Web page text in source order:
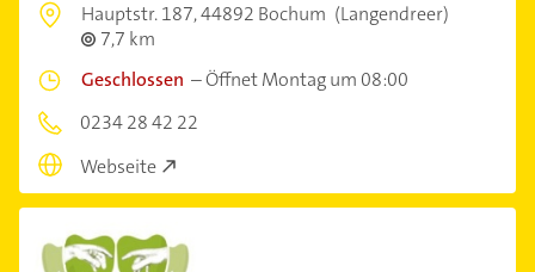
Hauptstr. 187,44892 Bochum (Langendreer)
7,7 km
Geschlossen –Öffnet Montag um 08:00
0234 28 42 22
Webseite